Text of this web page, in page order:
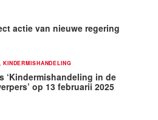
actie van nieuwe regering
KINDERMISHANDELING
‘Kindermishandeling in de
op 13 februarii 2025